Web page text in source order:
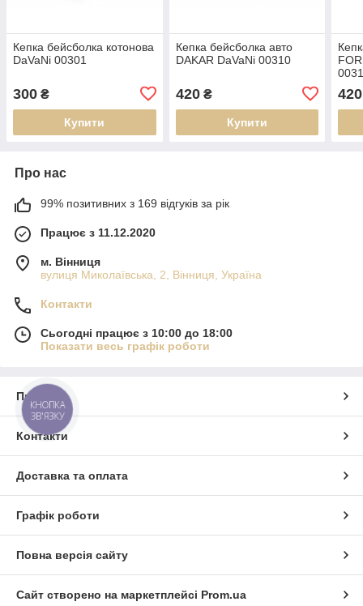
Кепка бейсболка котонова
DaVaNi 00301
300 ₴
Купити
Кепка бейсболка авто
DAKAR DaVaNi 00310
420₴
Купити
420
Про нас
99% позитивних з 169 відгуків за рік
Працює з 11.12.2020
м. Вінниця
вулиця Миколаївська, 2, Вінниця, Україна
Контакти
Сьогодні працює з 10:00 до 18:00
Показати весь графік роботи
Про нас
Контакти
Доставка та оплата
Графік роботи
Повна версія сайту
Сайт створено на маркетплейсі Prom.ua
КНОПКА
ЗВ'ЯЗКУ